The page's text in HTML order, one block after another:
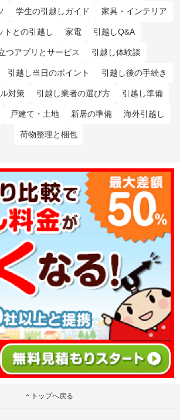
学生の引越しガイド 家具・インテリア
トとの引越し 家電 引越しQ&A
つアプリとサービス 引越し体験談
引越し当日のポイント 引越し後の手続き
対策 引越し業者の選び方 引越し準備
戸建て・土地 新居の準備 海外引越し
荷物整理と梱包
トップへ戻る